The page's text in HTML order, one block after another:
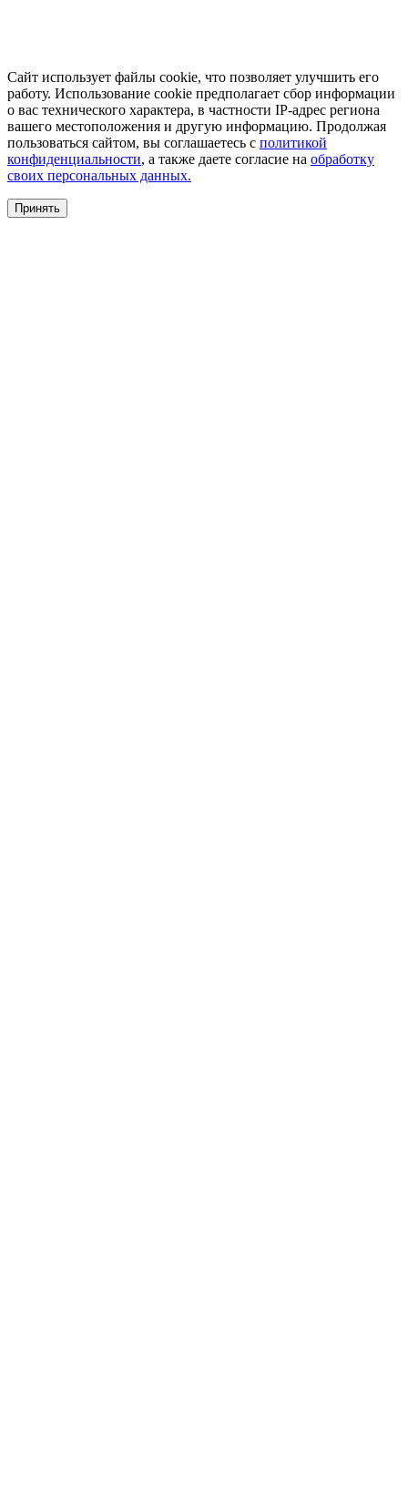
Сайт использует файлы cookie, что позволяет улучшить его
работу. Использование cookie предполагает сбор информации
о вас технического характера, в частности IP-адрес региона
вашего местоположения и другую информацию. Продолжая
пользоваться сайтом, вы соглашаетесь с политикой
конфиденциальности, а также даете согласие на обработку
своих персональных данных.
Принять